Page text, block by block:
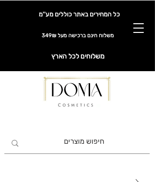
כל המחירים באתר כוללים מע''מ
משלוח חינם ברכישה מעל 349₪
משלוחים לכל הארץ